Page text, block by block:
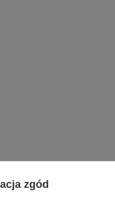
LAMPY WEWNĘTRZNE
zgód